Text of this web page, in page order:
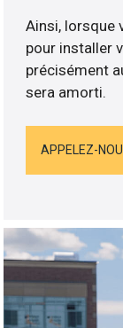
Ainsi, lorsque
pour installer
précisément
sera amorti.
APPELEZ-